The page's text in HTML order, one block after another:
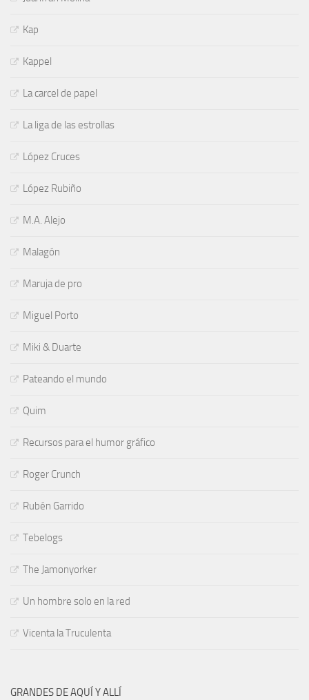
Kap
Kappel
La carcel de papel
La liga de las estrollas
López Cruces
López Rubiño
M.A. Alejo
Malagón
Maruja de pro
Miguel Porto
Miki & Duarte
Pateando el mundo
Quim
Recursos para el humor gráfico
Roger Crunch
Rubén Garrido
Tebelogs
The Jamonyorker
Un hombre solo en la red
Vicenta la Truculenta
GRANDES DE AQUÍ Y ALLÍ